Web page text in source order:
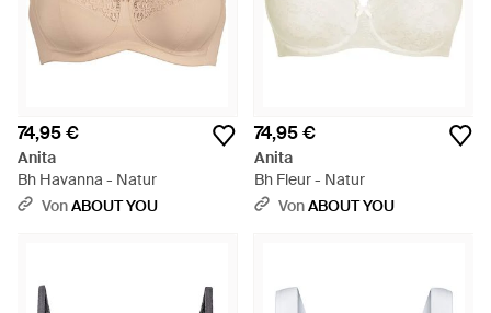
74,95 €
Anita
Bh Havanna - Natur
VonABOUT YOU
74,95 €
Anita
Bh Fleur - Natur
VonABOUT YOU